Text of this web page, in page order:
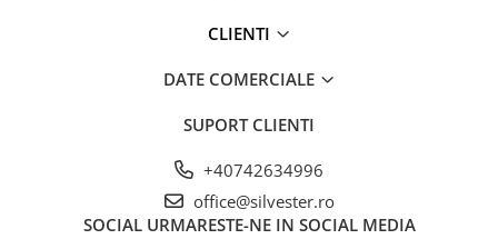
CLIENTI
DATE COMERCIALE
SUPORT CLIENTI
+40742634996
office@silvester.ro
SOCIAL URMARESTE-NE IN SOCIAL MEDIA